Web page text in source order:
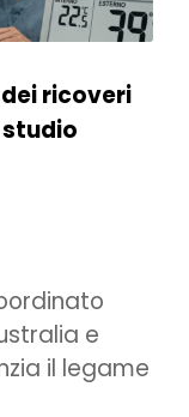
ricoveri
e
il legame